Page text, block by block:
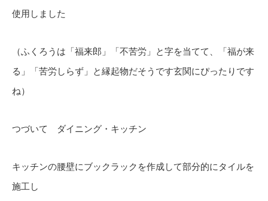
使用しました
（ふくろうは「福来郎」「不苦労」と字を当てて、「福が来
る」「苦労しらず」と縁起物だそうです玄関にぴったりです
ね）
つづいて ダイニング・キッチン
キッチンの腰壁にブックラックを作成して部分的にタイルを
施工し